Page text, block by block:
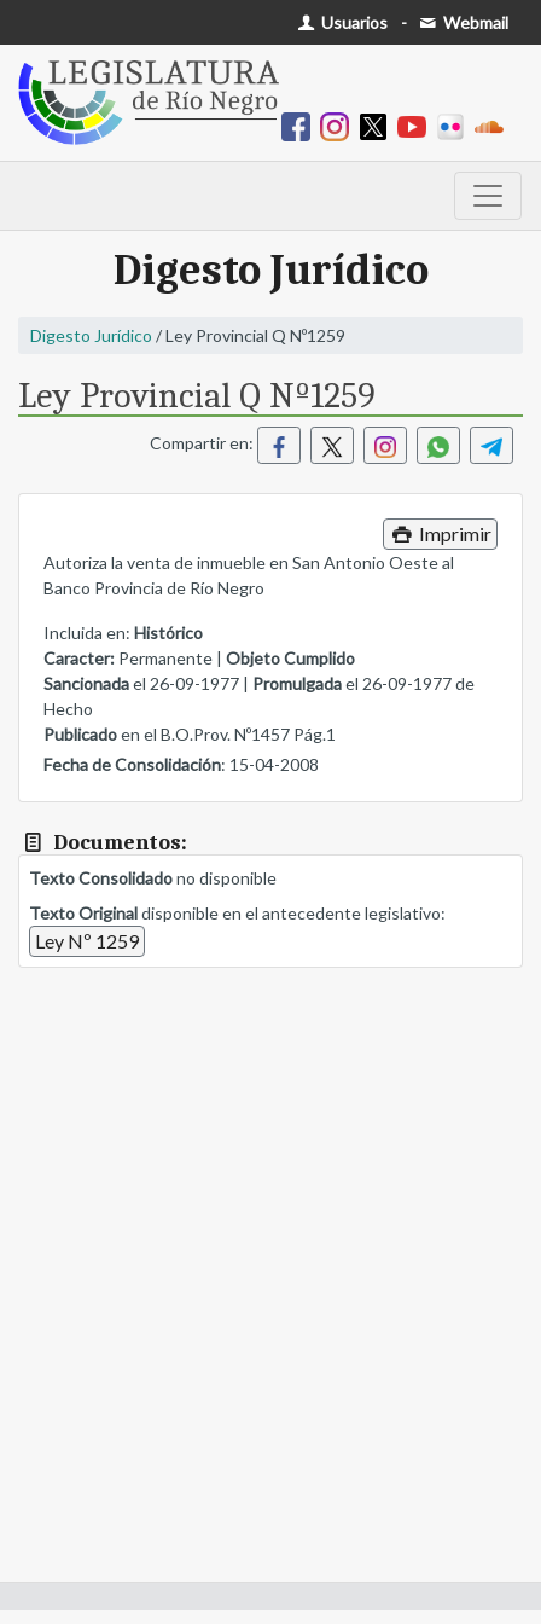
Usuarios - Webmail
Digesto Jurídico
Digesto Jurídico / Ley Provincial Q Nº1259
Ley Provincial Q Nº1259
Compartir en:
Imprimir
Autoriza la venta de inmueble en San Antonio Oeste al
Banco Provincia de Río Negro
Incluida en: Histórico
Caracter: Permanente | Objeto Cumplido
Sancionadael 26-09-1977 | Promulgadael 26-09-1977 de
Hecho
Publicadoen el B.O.Prov. Nº1457 Pág.1
Fecha de Consolidación: 15-04-2008
Documentos:
Texto Consolidadono disponible
Texto Originaldisponible en el antecedente legislativo:
Ley Nº 1259